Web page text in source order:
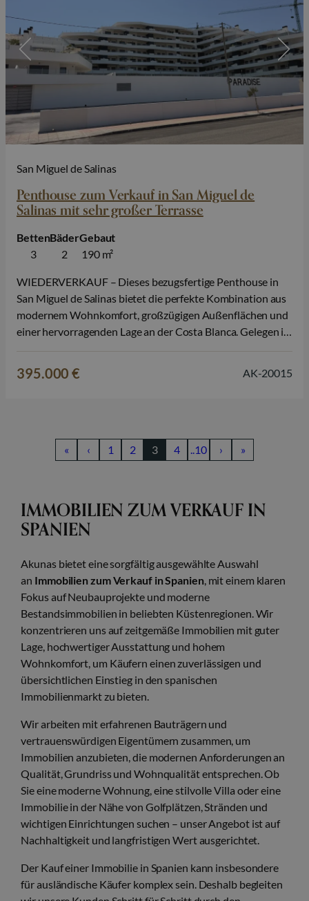
San Miguel de Salinas
Penthouse zum Verkauf in San Miguel de
Salinas mit sehr großer Terrasse
3
Betten
2
Bäder
190 m²
Gebaut
WIEDERVERKAUF – Dieses bezugsfertige Penthouse in
San Miguel de Salinas bietet die perfekte Kombination aus
modernem Wohnkomfort, großzügigen Außenflächen und
einer hervorragenden Lage an der Costa Blanca. Gelegen in
ohne Wartezeit eine stilvolle Immobilie genießen möchten,
395.000 € AK-20015
« ‹ 1 2 3 4 ..10 › »
IMMOBILIEN ZUM VERKAUF IN
SPANIEN
Akunas bietet eine sorgfältig ausgewählte Auswahl
an Immobilien zum Verkauf in Spanien, mit einem klaren
Fokus auf Neubauprojekte und moderne
Bestandsimmobilien in beliebten Küstenregionen. Wir
konzentrieren uns auf zeitgemäße Immobilien mit guter
Lage, hochwertiger Ausstattung und hohem
Wohnkomfort, um Käufern einen zuverlässigen und
übersichtlichen Einstieg in den spanischen
Immobilienmarkt zu bieten.
Wir arbeiten mit erfahrenen Bauträgern und
vertrauenswürdigen Eigentümern zusammen, um
Immobilien anzubieten, die modernen Anforderungen an
Qualität, Grundriss und Wohnqualität entsprechen. Ob
Sie eine moderne Wohnung, eine stilvolle Villa oder eine
Immobilie in der Nähe von Golfplätzen, Stränden und
wichtigen Einrichtungen suchen – unser Angebot ist auf
Nachhaltigkeit und langfristigen Wert ausgerichtet.
Der Kauf einer Immobilie in Spanien kann insbesondere
für ausländische Käufer komplex sein. Deshalb begleiten